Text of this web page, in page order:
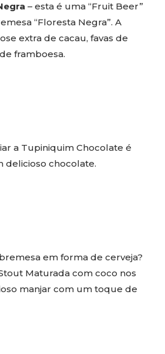
– esta é uma “Fruit Beer”
“Floresta Negra”. A
extra de cacau, favas de
framboesa.
a Tupiniquim Chocolate é
chocolate.
em forma de cerveja?
Maturada com coco nos
manjar com um toque de